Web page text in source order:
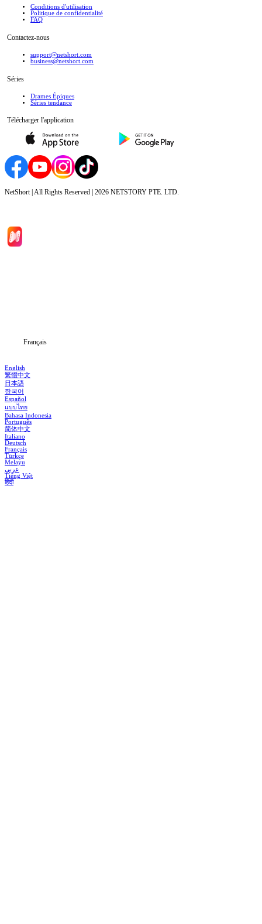
Conditions d'utilisation
Politique de confidentialité
FAQ
Contactez-nous
support@netshort.com
business@netshort.com
Séries
Drames Épiques
Séries tendance
Télécharger l'application
NetShort | All Rights Reserved | 2026 NETSTORY PTE. LTD.
Français
English
繁體中文
日本語
한국어
Español
แบบไทย
Bahasa Indonesia
Português
简体中文
Italiano
Deutsch
Français
Türkçe
Melayu
عربي
Tiếng Việt
हिंदी